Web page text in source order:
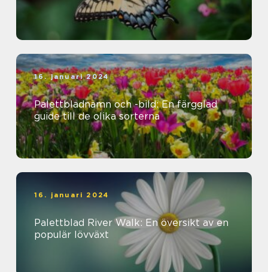
16. januari 2024
Palettbladnamn och -bild: En färgglad
guide till de olika sorterna
16. januari 2024
Palettblad River Walk: En översikt av en
populär lövväxt